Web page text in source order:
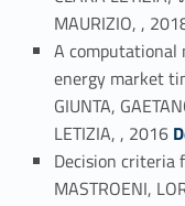
MAURIZIO, ,
A computational
energy market
GIUNTA,
LETIZIA, , 2016 Link identifier #identifier_person_141954-29
Decision criteria
MASTROENI,